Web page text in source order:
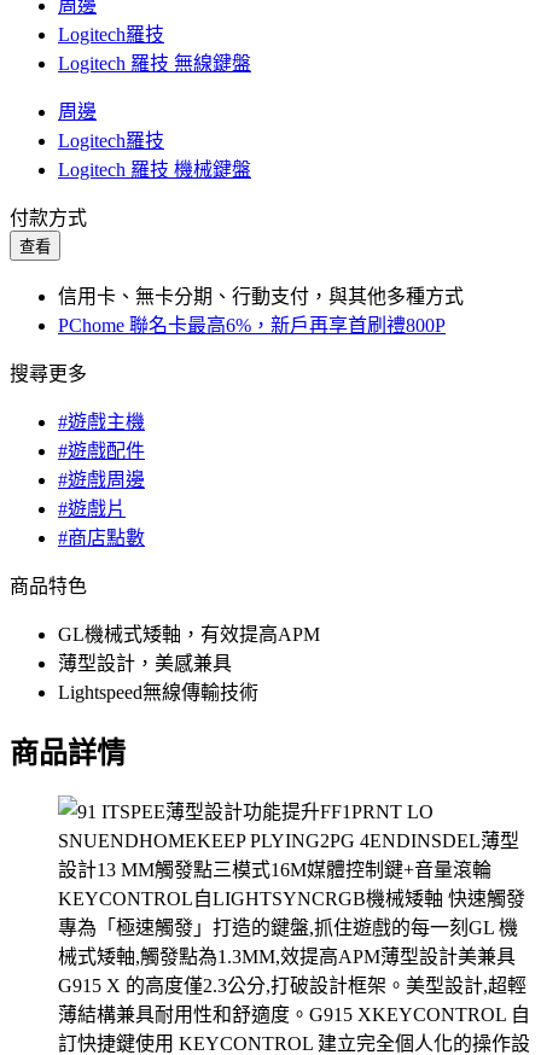
周邊
Logitech羅技
Logitech 羅技 無線鍵盤
周邊
Logitech羅技
Logitech 羅技 機械鍵盤
付款方式
查看
信用卡、無卡分期、行動支付，與其他多種方式
PChome 聯名卡最高6%，新戶再享首刷禮800P
搜尋更多
#遊戲主機
#遊戲配件
#遊戲周邊
#遊戲片
#商店點數
商品特色
GL機械式矮軸，有效提高APM
薄型設計，美感兼具
Lightspeed無線傳輸技術
商品詳情